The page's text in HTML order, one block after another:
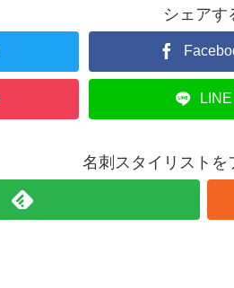
シェアす
LINE
名刺スタイリストを